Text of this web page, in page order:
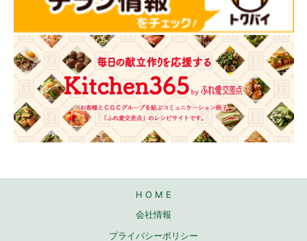
H O M E
会社情報
プライバシーポリシー